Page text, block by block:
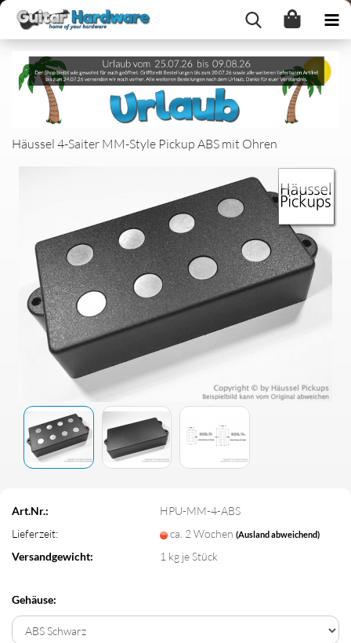
Häussel 4-Saiter MM-Style Pickup ABS mit Ohren
Art.Nr.:
HPU-MM-4-ABS
Lieferzeit:
ca. 2 Wochen(Ausland abweichend)
Versandgewicht: 1 kg je Stück
Gehäuse: